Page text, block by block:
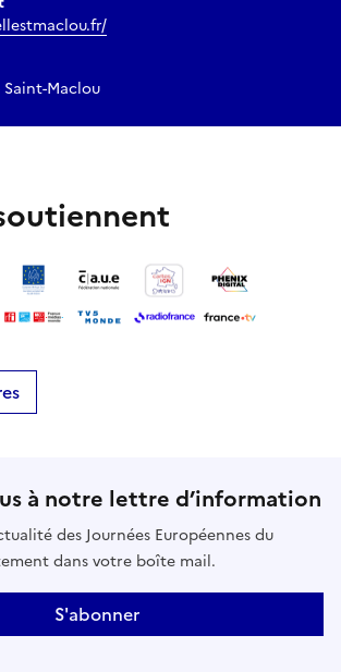
Maclou
à notre lettre d’information
des Journées Européennes du
dans votre boîte mail.
S'abonner